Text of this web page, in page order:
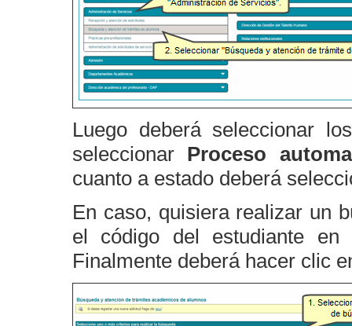
Luego deberá seleccionar
seleccionar Proceso
cuanto a estado deberá
En caso, quisiera realizar un
el código del estudiante
Finalmente deberá hacer clic